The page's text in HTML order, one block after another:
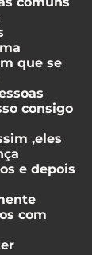
que se
consigo
,eles
e depois
com